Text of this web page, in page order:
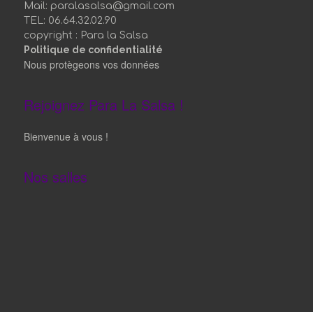
Mail: paralasalsa@gmail.com
TEL: 06.64.32.02.90
copyright : Para la Salsa
Politique de confidentialité
Nous protègeons vos données
Rejoignez Para La Salsa !
Bienvenue à vous !
Nos salles